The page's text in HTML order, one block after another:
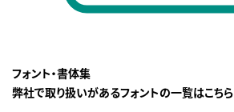
フォント・書体集
弊社で取り扱いがあるフォントの一覧はこちら